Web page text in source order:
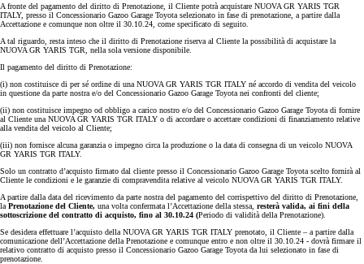
A fronte del pagamento del diritto di Prenotazione, il Cliente potrà acquistare NUOVA GR YARIS TGR
ITALY, presso il Concessionario Gazoo Garage Toyota selezionato in fase di prenotazione, a partire dalla
Accettazione e comunque non oltre il 30.10.24, come specificato di seguito.
A tal riguardo, resta inteso che il diritto di Prenotazione riserva al Cliente la possibilità di acquistare la
NUOVA GR YARIS TGR, nella sola versione disponibile.
Il pagamento del diritto di Prenotazione:
(i) non costituisce di per sé ordine di una NUOVA GR YARIS TGR ITALY né accordo di vendita del veicolo
in questione da parte nostra e/o del Concessionario Gazoo Garage Toyota nei confronti del cliente;
(ii) non costituisce impegno od obbligo a carico nostro e/o del Concessionario Gazoo Garage Toyota di fornire
al Cliente una NUOVA GR YARIS TGR ITALY o di accordare o accettare condizioni di finanziamento relative
alla vendita del veicolo al Cliente;
(iii) non fornisce alcuna garanzia o impegno circa la produzione o la data di consegna di un veicolo NUOVA
GR YARIS TGR ITALY.
Solo un contratto d’acquisto firmato dal cliente presso il Concessionario Gazoo Garage Toyota scelto fornirà al
Cliente le condizioni e le garanzie di compravendita relative al veicolo NUOVA GR YARIS TGR ITALY.
A partire dalla data del ricevimento da parte nostra del pagamento del corrispettivo del diritto di Prenotazione,
la Prenotazione del Cliente, una volta confermata l’Accettazione della stessa, resterà valida, ai fini della
sottoscrizione del contratto di acquisto, fino al 30.10.24 (Periodo di validità della Prenotazione).
Se desidera effettuare l’acquisto della NUOVA GR YARIS TGR ITALY prenotato, il Cliente – a partire dalla
comunicazione dell’Accettazione della Prenotazione e comunque entro e non oltre il 30.10.24 - dovrà firmare il
relativo contratto di acquisto presso il Concessionario Gazoo Garage Toyota da lui selezionato in fase di
prenotazione.